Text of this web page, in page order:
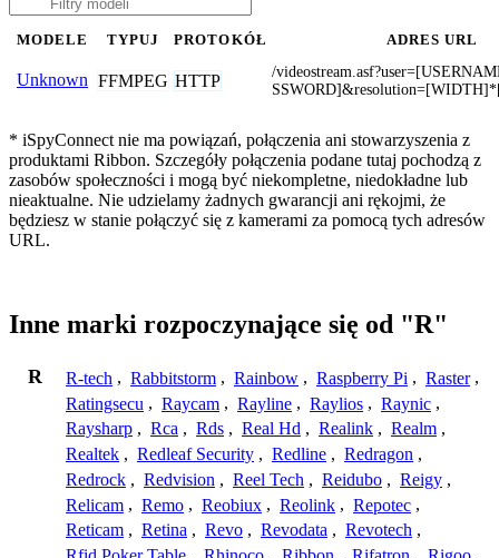
MODELE TYPUJ PROTOKÓŁ ADRES URL
Unknown FFMPEG HTTP
/
* iSpyConnect nie ma powiązań, połączenia ani stowarzyszenia z
produktami Ribbon. Szczegóły połączenia podane tutaj pochodzą z
zasobów społeczności i mogą być niekompletne, niedokładne lub
nieaktualne. Nie udzielamy żadnych gwarancji ani rękojmi, że
będziesz w stanie połączyć się z kamerami za pomocą tych adresów
URL.
Inne marki rozpoczynające się od "R"
R R-tech , Rabbitstorm , Rainbow , Raspberry Pi , Raster ,
Ratingsecu , Raycam , Rayline , Raylios , Raynic ,
Raysharp , Rca , Rds , Real Hd , Realink , Realm ,
Realtek , Redleaf Security , Redline , Redragon ,
Redrock , Redvision , Reel Tech , Reidubo , Reigy ,
Relicam , Remo , Reobiux , Reolink , Repotec ,
Reticam , Retina , Revo , Revodata , Revotech ,